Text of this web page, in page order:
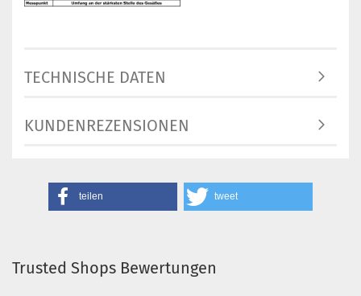
TECHNISCHE DATEN
KUNDENREZENSIONEN
teilen tweet
Trusted Shops Bewertungen